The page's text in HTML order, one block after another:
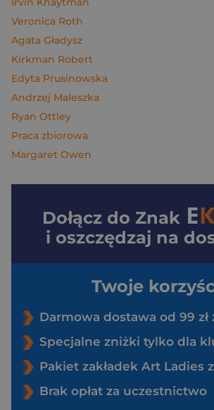
Veronica Roth
Agata Gładysz
Kirkman Robert
Edyta Prusinowska
Andrzej Maleszka
Ryan Ottley
Praca zbiorowa
Margaret Owen
Dołącz do Znak
i oszczędzaj na
Twoje
Darmowa dostawa od 99 zł
Specjalne zniżki tylko dla
Pakiet zakładek Art Ladies
Brak opłat za uczestnictwo